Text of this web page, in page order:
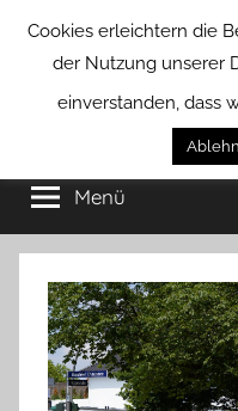
Borstel
von
Groß
Borstel
Menü
Cookies erleichtern die
der Nutzung unserer
einverstanden, dass